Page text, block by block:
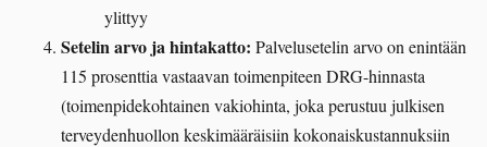
ylittyy
Setelin arvo ja hintakatto: Palvelusetelin arvo on enintään
115 prosenttia vastaavan toimenpiteen DRG-hinnasta
(toimenpidekohtainen vakiohinta, joka perustuu julkisen
terveydenhuollon keskimääräisiin kokonaiskustannuksiin